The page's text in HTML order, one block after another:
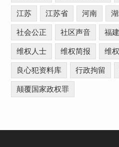
江苏 江苏省 河南
社会公正 社区声音 福建
维权人士 维权简报 维
良心犯资料库 行政拘留
颠覆国家政权罪